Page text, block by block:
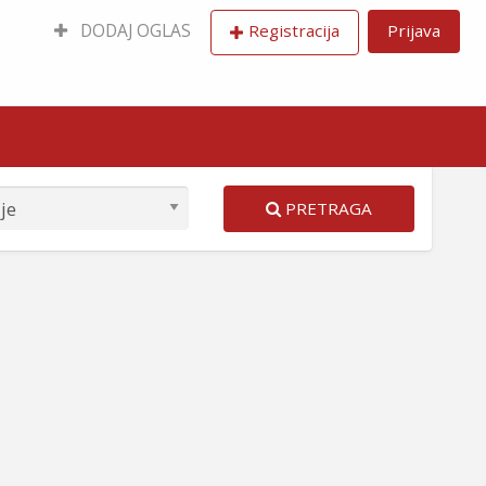
DODAJ OGLAS Registracija Prijava
PRETRAGA